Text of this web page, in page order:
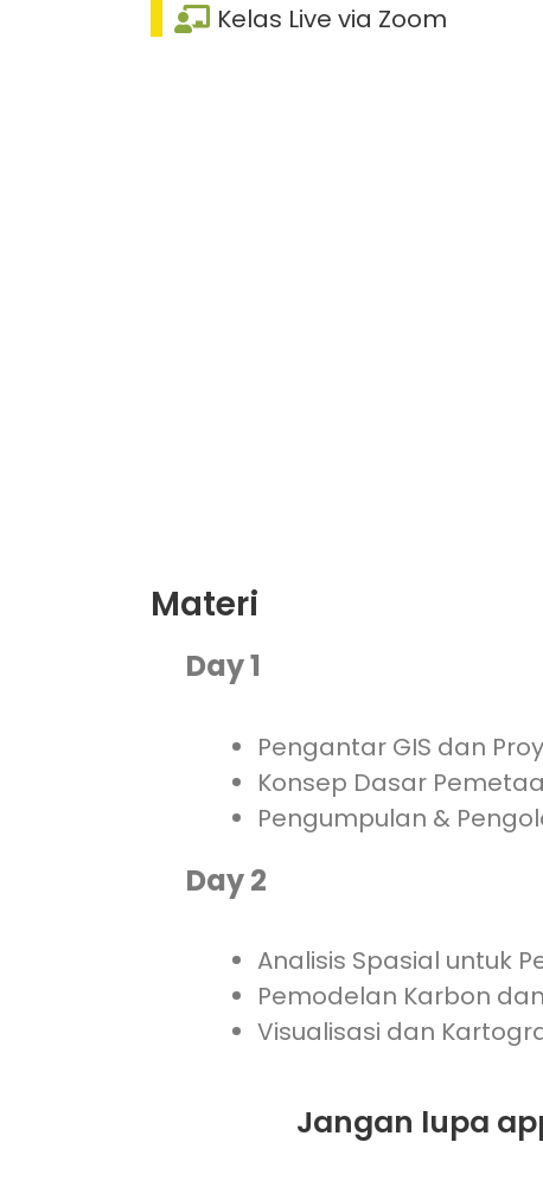
Kelas Live via Zoom
Materi
Day 1
Pengantar GIS dan
Konsep Dasar
Pengumpulan &
Day 2
Analisis Spasial untuk
Pemodelan Karbon
Visualisasi dan
Jangan lupa